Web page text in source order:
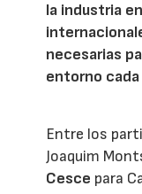
la industria
necesarias
entorno
Entre los
Joaquim
Cesce para